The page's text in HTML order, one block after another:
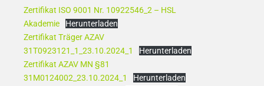
Zertifikat ISO 9001 Nr. 10922546_2 – HSL
Akademie
Herunterladen
Zertifikat Träger AZAV
31T0923121_1_23.10.2024_1
Herunterladen
Zertifikat AZAV MN §81
31M0124002_23.10.2024_1
Herunterladen